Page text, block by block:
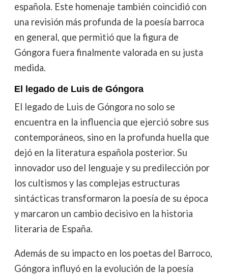
española. Este homenaje también coincidió con
una revisión más profunda de la poesía barroca
en general, que permitió que la figura de
Góngora fuera finalmente valorada en su justa
medida.
El legado de Luis de Góngora
El legado de Luis de Góngora no solo se
encuentra en la influencia que ejerció sobre sus
contemporáneos, sino en la profunda huella que
dejó en la literatura española posterior. Su
innovador uso del lenguaje y su predilección por
los cultismos y las complejas estructuras
sintácticas transformaron la poesía de su época
y marcaron un cambio decisivo en la historia
literaria de España.
Además de su impacto en los poetas del Barroco,
Góngora influyó en la evolución de la poesía